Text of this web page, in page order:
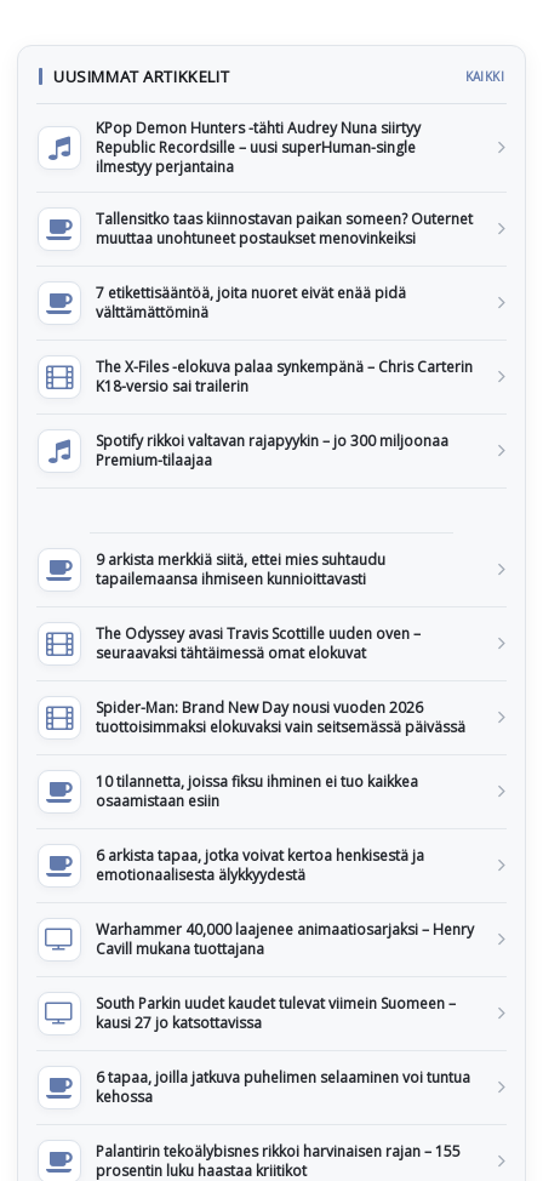
UUSIMMAT ARTIKKELIT KAIKKI
KPop Demon Hunters -tähti Audrey Nuna siirtyy
Republic Recordsille – uusi superHuman-single
ilmestyy perjantaina
Tallensitko taas kiinnostavan paikan someen? Outernet
muuttaa unohtuneet postaukset menovinkeiksi
7 etikettisääntöä, joita nuoret eivät enää pidä
välttämättöminä
The X-Files -elokuva palaa synkempänä – Chris Carterin
K18-versio sai trailerin
Spotify rikkoi valtavan rajapyykin – jo 300 miljoonaa
Premium-tilaajaa
9 arkista merkkiä siitä, ettei mies suhtaudu
tapailemaansa ihmiseen kunnioittavasti
The Odyssey avasi Travis Scottille uuden oven –
seuraavaksi tähtäimessä omat elokuvat
Spider-Man: Brand New Day nousi vuoden 2026
tuottoisimmaksi elokuvaksi vain seitsemässä päivässä
10 tilannetta, joissa fiksu ihminen ei tuo kaikkea
osaamistaan esiin
6 arkista tapaa, jotka voivat kertoa henkisestä ja
emotionaalisesta älykkyydestä
Warhammer 40,000 laajenee animaatiosarjaksi – Henry
Cavill mukana tuottajana
South Parkin uudet kaudet tulevat viimein Suomeen –
kausi 27 jo katsottavissa
6 tapaa, joilla jatkuva puhelimen selaaminen voi tuntua
kehossa
Palantirin tekoälybisnes rikkoi harvinaisen rajan – 155
prosentin luku haastaa kriitikot